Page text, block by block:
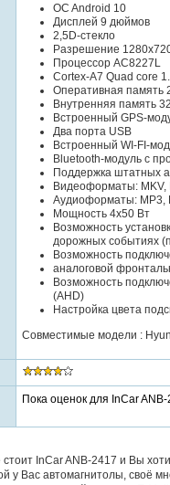
OC Android 10
Дисплей 9 дюймов
2,5D-стекло
Разрешение
Процессор AC8227L
Cortex-A7 Quad core
Оперативная память
Внутренняя память
Встроенный GPS-
Два порта USB
Встроенный WI-FI-
Bluetooth-модуль с
Поддержка штатных
Видеоформаты: MKV,
Аудиоформаты: MP3,
Мощность 4x50 Вт
Возможность
дорожных событиях
Возможность
аналоговой
Возможность
(AHD)
Настройка цвета
Совместимые модели :
Пока оценок для InCar
InCar ANB-2417 и Вы
у Вас автомагнитолы, своё